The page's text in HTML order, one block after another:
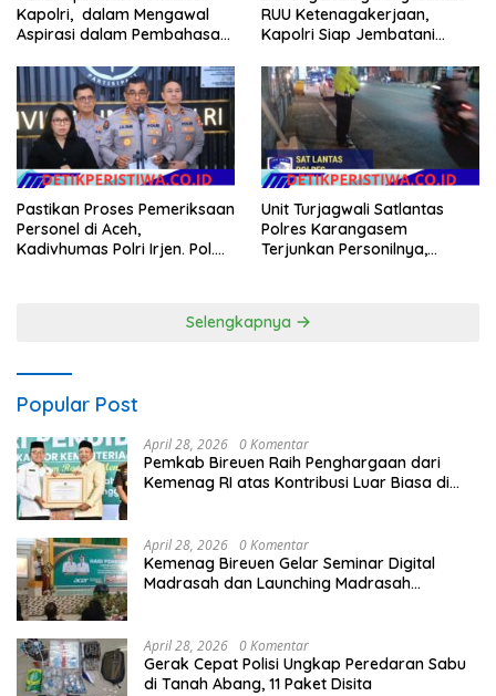
Kapolri, dalam Mengawal
Aspirasi dalam Pembahasan
RUU Ketenagakerjaan,
Kapolri Siap Jembatani
Pastikan Proses Pemeriksaan
Personel di Aceh,
Kadivhumas Polri Irjen. Pol.
Unit Turjagwali Satlantas
Polres Karangasem
Terjunkan Personilnya,
Selengkapnya
Popular Post
April 28, 2026 0 Komentar
Pemkab Bireuen Raih Penghargaan dari
Kemenag RI atas Kontribusi Luar Biasa di
April 28, 2026 0 Komentar
Kemenag Bireuen Gelar Seminar Digital
Madrasah dan Launching Madrasah
April 28, 2026 0 Komentar
Gerak Cepat Polisi Ungkap Peredaran Sabu
di Tanah Abang, 11 Paket Disita